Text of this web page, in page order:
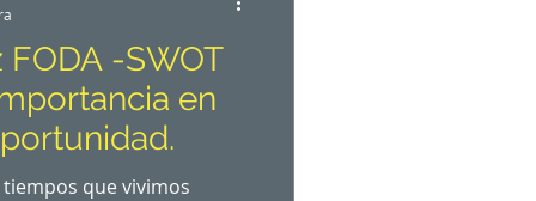
-SWOT
en
que vivimos